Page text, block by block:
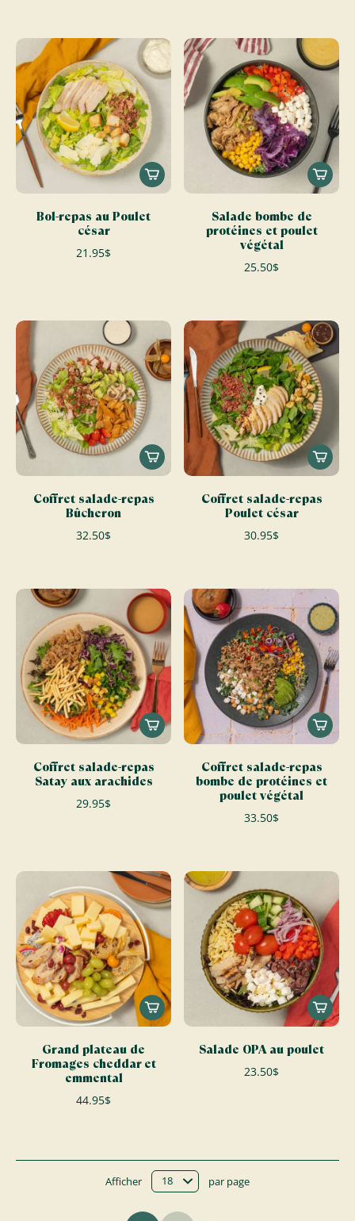
Bol-repas au Poulet
césar
21.95$
Salade bombe de
protéines et poulet
végétal
25.50$
Coffret salade-repas
Bûcheron
32.50$
Coffret salade-repas
Poulet césar
30.95$
Coffret salade-repas
Satay aux arachides
29.95$
Coffret salade-repas
bombe de protéines et
poulet végétal
33.50$
Grand plateau de
Fromages cheddar et
emmental
44.95$
Salade OPA au poulet
23.50$
Afficher par page